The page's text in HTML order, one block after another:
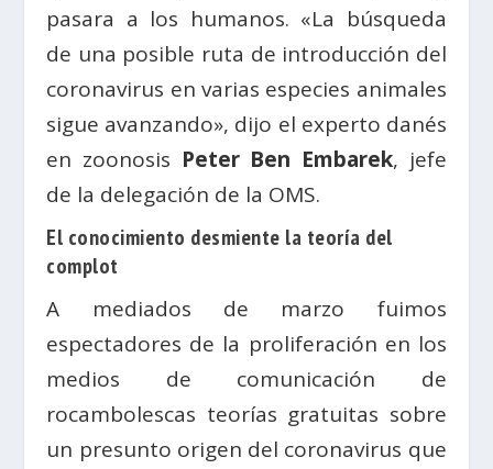
pasara a los humanos. «La búsqueda
de una posible ruta de introducción del
coronavirus en varias especies animales
sigue avanzando», dijo el experto danés
en zoonosis Peter Ben Embarek, jefe
de la delegación de la OMS.
El conocimiento desmiente la teoría del
complot
A mediados de marzo fuimos
espectadores de la proliferación en los
medios de comunicación de
rocambolescas teorías gratuitas sobre
un presunto origen del coronavirus que